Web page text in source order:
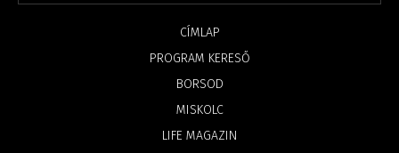
CÍMLAP
PROGRAM KERESŐ
BORSOD
MISKOLC
LIFE MAGAZIN